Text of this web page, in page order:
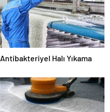
Antibakteriyel Halı Yıkama